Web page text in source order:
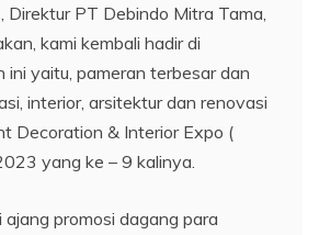
PT Debindo Mitra Tama,
kami kembali hadir di
ini yaitu, pameran terbesar dan
interior, arsitektur dan renovasi
Decoration & Interior Expo (
yang ke – 9 kalinya.
ajang promosi dagang para